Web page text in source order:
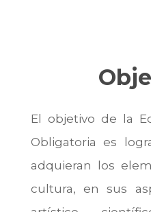
El objetivo de la
Obligatoria es
adquieran los
cultura, en sus